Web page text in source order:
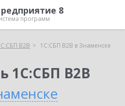
8
программ
B2B 1С:СБП B2B в Знаменске
1С:СБП B2B